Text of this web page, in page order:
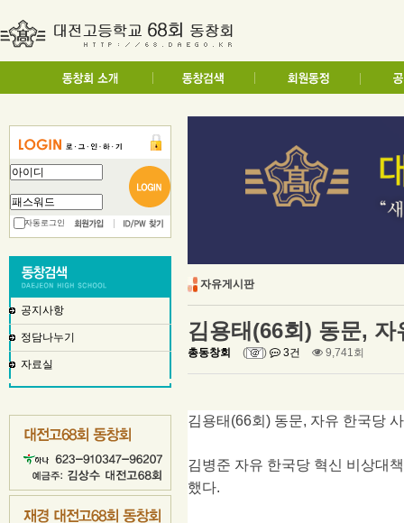
자동로그인
공지사항
정담나누기
자료실
자유게시판
김용태(66회) 동문,
총동창회 ( ) 3건 9,741회
김용태 (66회 ) 동문, 자유 한국당
김병준 자유 한국당 혁신 비상대
했다.